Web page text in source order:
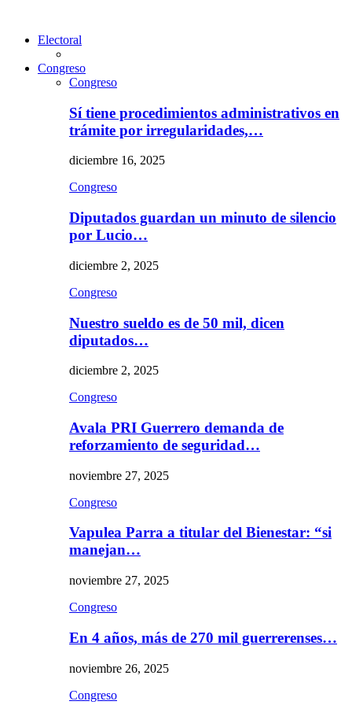
Electoral
Congreso
Congreso
Sí tiene procedimientos administrativos en
trámite por irregularidades,…
diciembre 16, 2025
Congreso
Diputados guardan un minuto de silencio
por Lucio…
diciembre 2, 2025
Congreso
Nuestro sueldo es de 50 mil, dicen
diputados…
diciembre 2, 2025
Congreso
Avala PRI Guerrero demanda de
reforzamiento de seguridad…
noviembre 27, 2025
Congreso
Vapulea Parra a titular del Bienestar: “si
manejan…
noviembre 27, 2025
Congreso
En 4 años, más de 270 mil guerrerenses…
noviembre 26, 2025
Congreso